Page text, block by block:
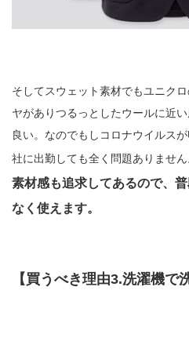
そしてスウェット素材でもユニク
ヤがありつるっとしたウールに近
良い。なのでもしコロナウイルス
社に出勤しても全く問題ありません
素材感も追求してあるので、
なく使えます。
【買うべき理由3.洗濯機で